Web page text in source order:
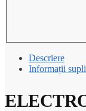
Descriere
Informații